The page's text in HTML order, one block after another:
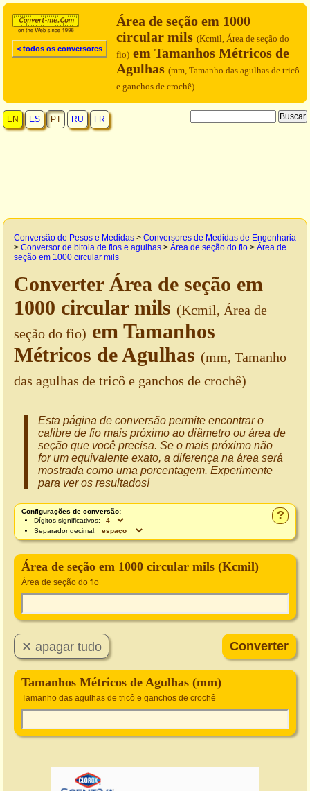
< todos os conversores
Área de seção em 1000
circular mils (Kcmil, Área de seção do
fio) em Tamanhos Métricos de
Agulhas (mm, Tamanho das agulhas de tricô
e ganchos de crochê)
EN ES PT RU FR
Conversão de Pesos e Medidas > Conversores de Medidas de Engenharia
> Conversor de bitola de fios e agulhas > Área de seção do fio > Área de
seção em 1000 circular mils
Converter Área de seção em
1000 circular mils (Kcmil, Área de
seção do fio) em Tamanhos
Métricos de Agulhas (mm, Tamanho
das agulhas de tricô e ganchos de crochê)
Esta página de conversão permite encontrar o
calibre de fio mais próximo ao diâmetro ou área de
seção que você precisa. Se o mais próximo não
for um equivalente exato, a diferença na área será
mostrada como uma porcentagem. Experimente
para ver os resultados!
?
Configurações de conversão:
Dígitos significativos:
Separador decimal:
Área de seção em 1000 circular mils (Kcmil)
Área de seção do fio
Tamanhos Métricos de Agulhas (mm)
Tamanho das agulhas de tricô e ganchos de crochê